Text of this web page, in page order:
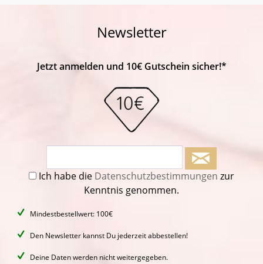
Newsletter
Jetzt anmelden und 10€ Gutschein sicher!*
Ich habe die Datenschutzbestimmungen zur
Kenntnis genommen.
Mindestbestellwert: 100€
Den Newsletter kannst Du jederzeit abbestellen!
Deine Daten werden nicht weitergegeben.